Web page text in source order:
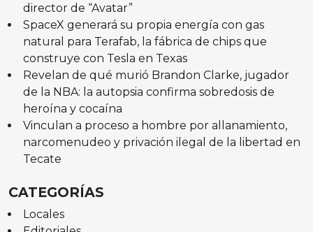
director de “Avatar”
SpaceX generará su propia energía con gas
natural para Terafab, la fábrica de chips que
construye con Tesla en Texas
Revelan de qué murió Brandon Clarke, jugador
de la NBA: la autopsia confirma sobredosis de
heroína y cocaína
Vinculan a proceso a hombre por allanamiento,
narcomenudeo y privación ilegal de la libertad en
Tecate
CATEGORÍAS
Locales